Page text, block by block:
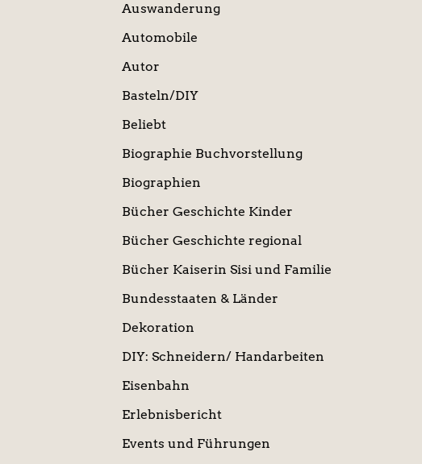
Auswanderung
Automobile
Autor
Basteln/DIY
Beliebt
Biographie Buchvorstellung
Biographien
Bücher Geschichte Kinder
Bücher Geschichte regional
Bücher Kaiserin Sisi und Familie
Bundesstaaten & Länder
Dekoration
DIY: Schneidern/ Handarbeiten
Eisenbahn
Erlebnisbericht
Events und Führungen